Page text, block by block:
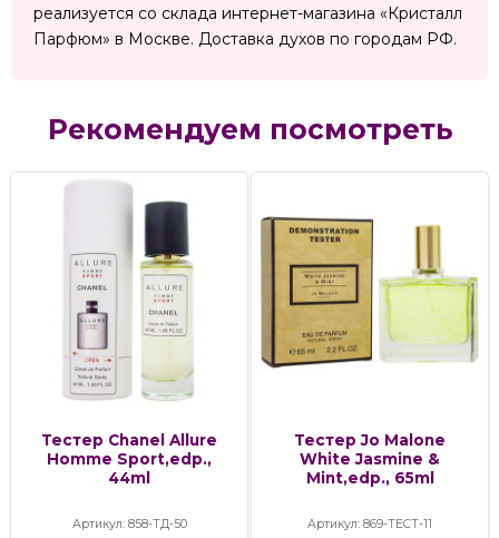
реализуется со склада интернет-магазина «Кристалл
Парфюм» в Москве. Доставка духов по городам РФ.
Рекомендуем посмотреть
Тестер Chanel Allure
Homme Sport,edp.,
44ml
Артикул: 858-ТД-50
Тестер Jo Malone
White Jasmine &
Mint,edp., 65ml
Артикул: 869-ТЕСТ-11